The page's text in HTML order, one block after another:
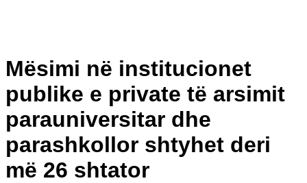
Mësimi në institucionet
publike e private të arsimit
parauniversitar dhe
parashkollor shtyhet deri
më 26 shtator